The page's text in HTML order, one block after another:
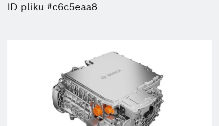
ID pliku #c6c5eaa8